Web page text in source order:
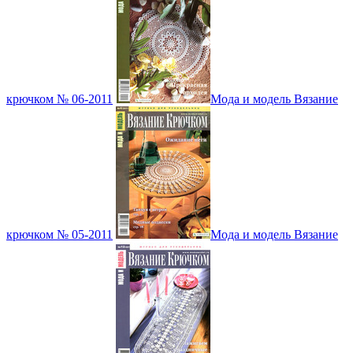
крючком № 06-2011 Мода и модель Вязание
крючком № 05-2011 Мода и модель Вязание